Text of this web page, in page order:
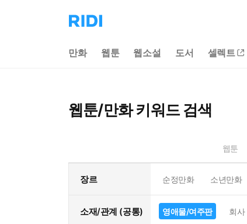
리
디
으
만화 웹툰 웹소설 도서 셀렉트
웹툰/만화 키워드 검색
웹툰
장르 순정만화 소년만화
소재/관계 (공통) 영애물/여주판 회사